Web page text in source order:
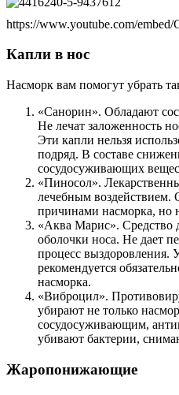
https://www.youtube.com/
Капли в нос
Насморк вам помогут убрать
«Санорин». Обладают
Не лечат заложенность
Эти капли нельзя
подряд. В составе
сосудосуживающих
«Пиносол».
лечебным воздействием.
причинами насморка, но
«Аква Марис». Средство
оболочки носа. Не дает
процесс
рекомендуется
насморка.
«Виброцил».
убирают не только
сосудосуживающим,
убивают бактерии,
Жаропонижающие